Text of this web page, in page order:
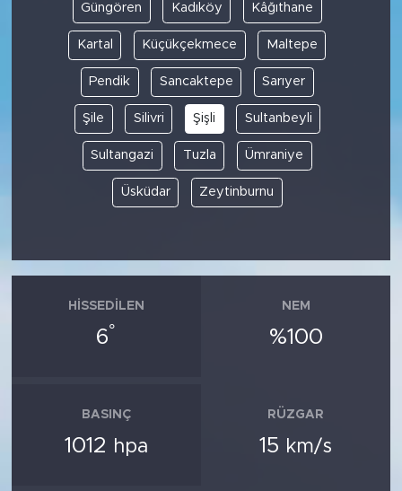
Güngören Kadıköy Kâğıthane
Kartal Küçükçekmece Maltepe
Pendik Sancaktepe Sarıyer
Şile Silivri Şişli Sultanbeyli
Sultangazi Tuzla Ümraniye
Üsküdar Zeytinburnu
HISSEDILEN
6°
NEM
%100
BASINÇ
1012 hpa
RÜZGAR
15 km/s